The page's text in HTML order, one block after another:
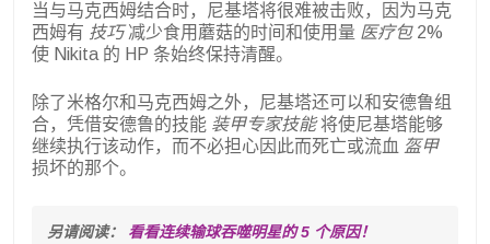
当与马克西姆结合时，尼基塔将很难被击败，因为马克
西姆有 技巧减少食用蘑菇的时间和使用量 医疗包2%
使 Nikita 的 HP 条始终保持清醒。
除了米格尔和马克西姆之外，尼基塔还可以和安德鲁组
合，凭借安德鲁的技能 装甲专家技能将使尼基塔能够
继续执行该动作，而不必担心因此而死亡或流血 盔甲
损坏的那个。
另请阅读： 看看连续输球吞噬明星的 5 个原因！